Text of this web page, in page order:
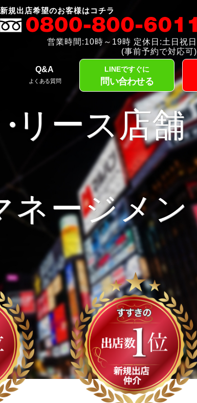
新規出店希望のお客様はコチラ
営業時間:10時～19時 定休日:土日祝日
(事前予約で対応可)
Q&A
よくある質問
LINEですぐに
問い合わせる